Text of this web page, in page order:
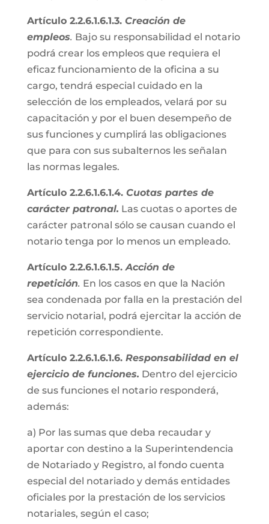
Artículo 2.2.6.1.6.1.3. Creación de
empleos. Bajo su responsabilidad el notario
podrá crear los empleos que requiera el
eficaz funcionamiento de la oficina a su
cargo, tendrá especial cuidado en la
selección de los empleados, velará por su
capacitación y por el buen desempeño de
sus funciones y cumplirá las obligaciones
que para con sus subalternos les señalan
las normas legales.
Artículo 2.2.6.1.6.1.4. Cuotas partes de
carácter patronal. Las cuotas o aportes de
carácter patronal sólo se causan cuando el
notario tenga por lo menos un empleado.
Artículo 2.2.6.1.6.1.5. Acción de
repetición. En los casos en que la Nación
sea condenada por falla en la prestación del
servicio notarial, podrá ejercitar la acción de
repetición correspondiente.
Artículo 2.2.6.1.6.1.6. Responsabilidad en el
ejercicio de funciones. Dentro del ejercicio
de sus funciones el notario responderá,
además:
a) Por las sumas que deba recaudar y
aportar con destino a la Superintendencia
de Notariado y Registro, al fondo cuenta
especial del notariado y demás entidades
oficiales por la prestación de los servicios
notariales, según el caso;